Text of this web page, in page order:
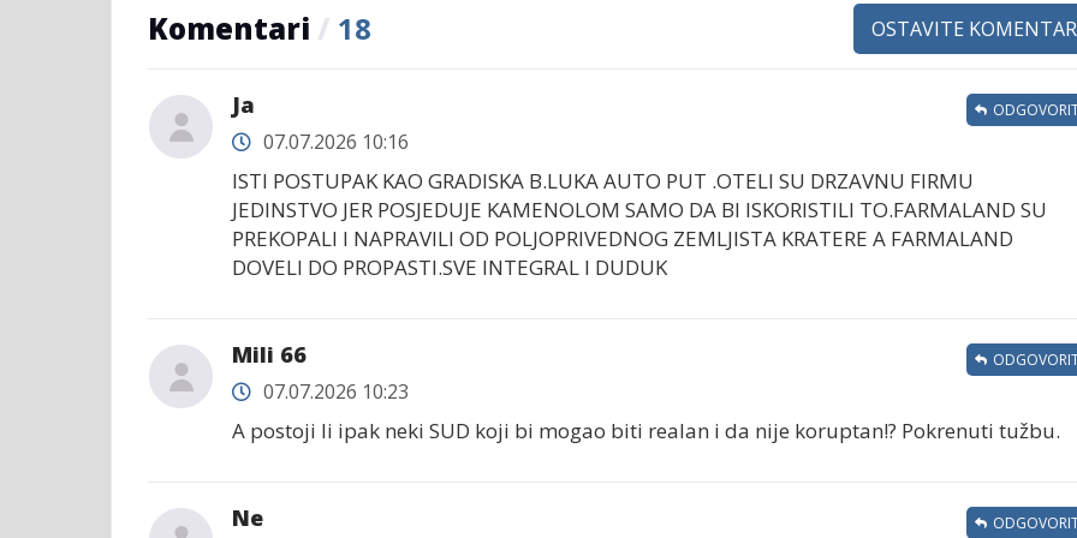
Komentari / 18 OSTAVITE KOMENTAR
Ja
07.07.2026 10:16
ISTI POSTUPAK KAO GRADISKA B.LUKA AUTO PUT .OTELI SU DRZAVNU FIRMU
JEDINSTVO JER POSJEDUJE KAMENOLOM SAMO DA BI ISKORISTILI TO.FARMALAND SU
PREKOPALI I NAPRAVILI OD POLJOPRIVEDNOG ZEMLJISTA KRATERE A FARMALAND
DOVELI DO PROPASTI.SVE INTEGRAL I DUDUK
Mili 66
07.07.2026 10:23
A postoji li ipak neki SUD koji bi mogao biti realan i da nije koruptan!? Pokrenuti tužbu.
Ne